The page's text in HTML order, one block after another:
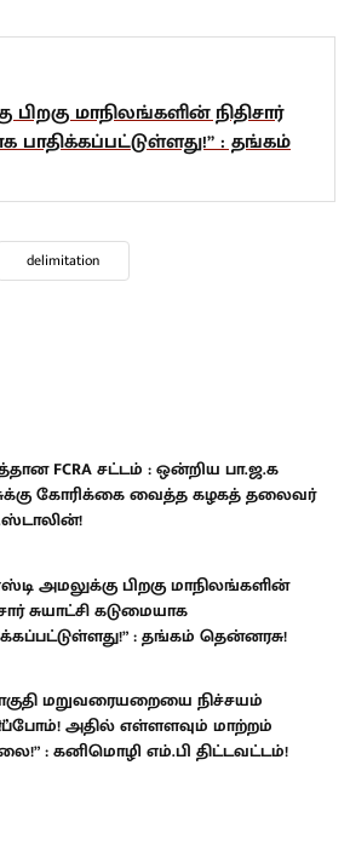
பிறகு மாநிலங்களின் நிதிசார்
பாதிக்கப்பட்டுள்ளது!” : தங்கம்
delimitation
FCRA சட்டம் : ஒன்றிய பா.ஜ.க
கோரிக்கை வைத்த கழகத் தலைவர்
அமலுக்கு பிறகு மாநிலங்களின்
சுயாட்சி கடுமையாக
: தங்கம் தென்னரசு!
மறுவரையறையை நிச்சயம்
அதில் எள்ளளவும் மாற்றம்
: கனிமொழி எம்.பி திட்டவட்டம்!